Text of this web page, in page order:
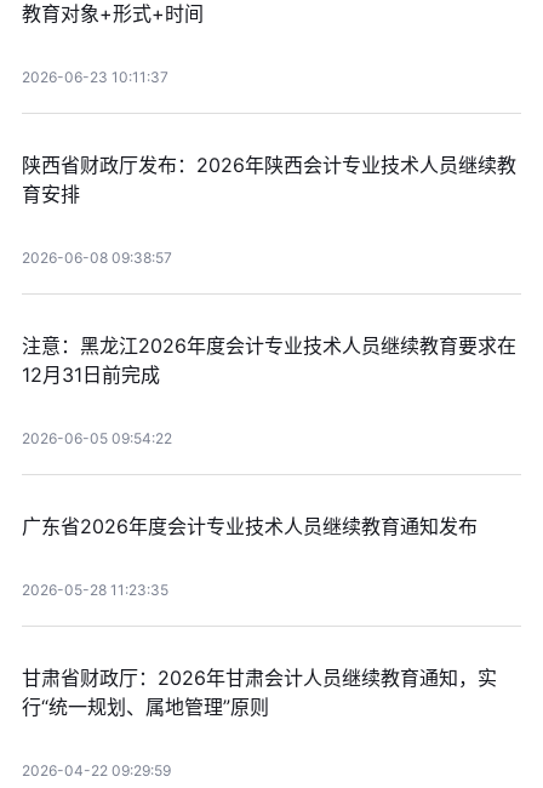
教育对象+形式+时间
2026-06-23 10:11:37
陕西省财政厅发布：2026年陕西会计专业技术人员继续教
育安排
2026-06-08 09:38:57
注意：黑龙江2026年度会计专业技术人员继续教育要求在
12月31日前完成
2026-06-05 09:54:22
广东省2026年度会计专业技术人员继续教育通知发布
2026-05-28 11:23:35
甘肃省财政厅：2026年甘肃会计人员继续教育通知，实
行“统一规划、属地管理”原则
2026-04-22 09:29:59